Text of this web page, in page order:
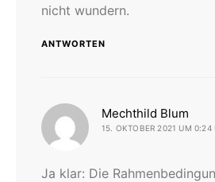
nicht wundern.
ANTWORTEN
Mechthild Blum
15. OKTOBER 2021 UM 0:24
Ja klar: Die